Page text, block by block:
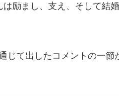
励まし、支え、そして結
じて出したコメントの一節